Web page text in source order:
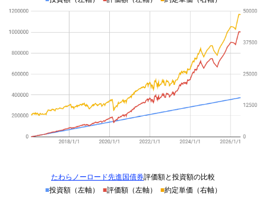
たわらノーロード先進国債券評価額と投資額の比較
■投資額（左軸） ■評価額（左軸） ■約定単価（右軸）